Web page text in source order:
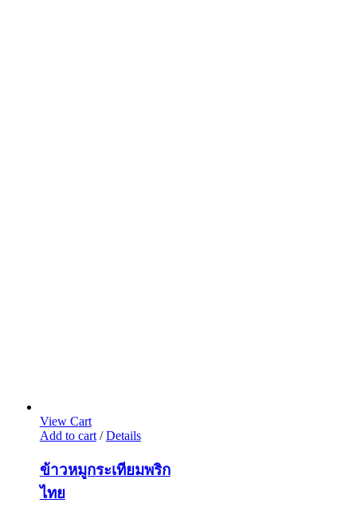
View Cart
Add to cart/ Details
ข้าวหมูกระเทียมพริก
ไทย